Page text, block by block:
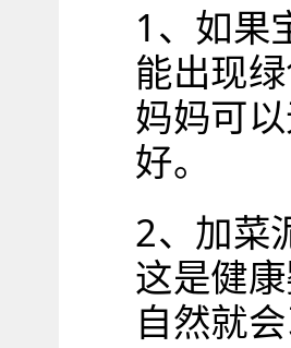
1、如果
能出现
妈妈可
好。
2、加菜
这是健
自然就